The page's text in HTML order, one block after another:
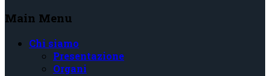
Main Menu
Chi siamo
Presentazione
Organi